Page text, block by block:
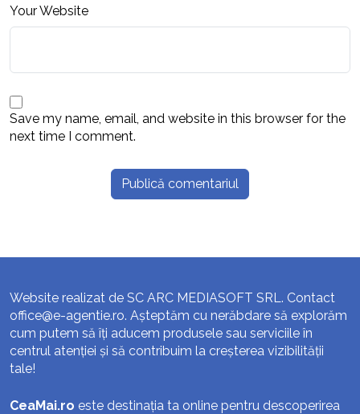
Your Website
Save my name, email, and website in this browser for the
next time I comment.
Website realizat de SC ARC MEDIASOFT SRL. Contact
office@e-agentie.ro. Așteptăm cu nerăbdare să explorăm
cum putem să îți aducem produsele sau serviciile în
centrul atenției și să contribuim la creșterea vizibilității
tale!
CeaMai.ro este destinația ta online pentru descoperirea